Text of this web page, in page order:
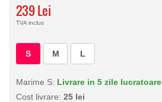
239 Lei
TVA inclus
S M L
Marime S: Livrare in 5 zile lucratoare
Cost livrare: 25 lei